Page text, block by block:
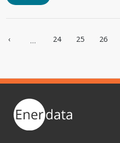
‹
前ページ
… 24 25 26